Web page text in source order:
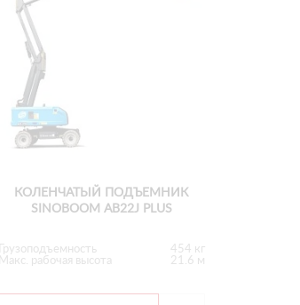
КОЛЕНЧАТЫЙ ПОДЪЕМНИК
SINOBOOM AB22J PLUS
Грузоподъемность
454 кг
Макс. рабочая высота
21.6 м